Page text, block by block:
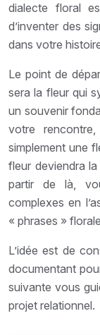
dialecte floral
d’inventer des
dans votre
Le point de
sera la fleur qui
un souvenir
votre
simplement une
fleur deviendra
partir de là,
complexes en
« phrases »
L’idée est de
documentant
suivante vous
projet relationnel.